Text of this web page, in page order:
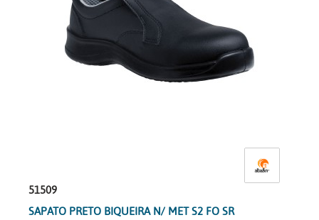
51509
SAPATO PRETO BIQUEIRA N/ MET S2 FO SR